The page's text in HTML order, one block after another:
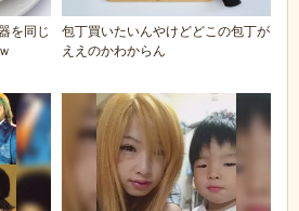
を同じ
包丁買いたいんやけどどこの包丁が
ええのかわからん